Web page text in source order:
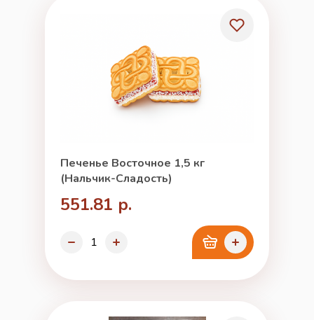
Печенье Восточное 1,5 кг
(Нальчик-Сладость)
551.81 р.